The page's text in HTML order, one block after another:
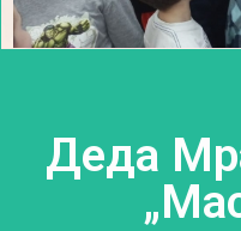
Деда